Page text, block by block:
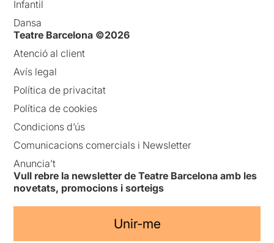
Infantil
Dansa
Teatre Barcelona ©2026
Atenció al client
Avís legal
Política de privacitat
Política de cookies
Condicions d’ús
Comunicacions comercials i Newsletter
Anuncia’t
Vull rebre la newsletter de Teatre Barcelona amb les
novetats, promocions i sorteigs
Unir-me